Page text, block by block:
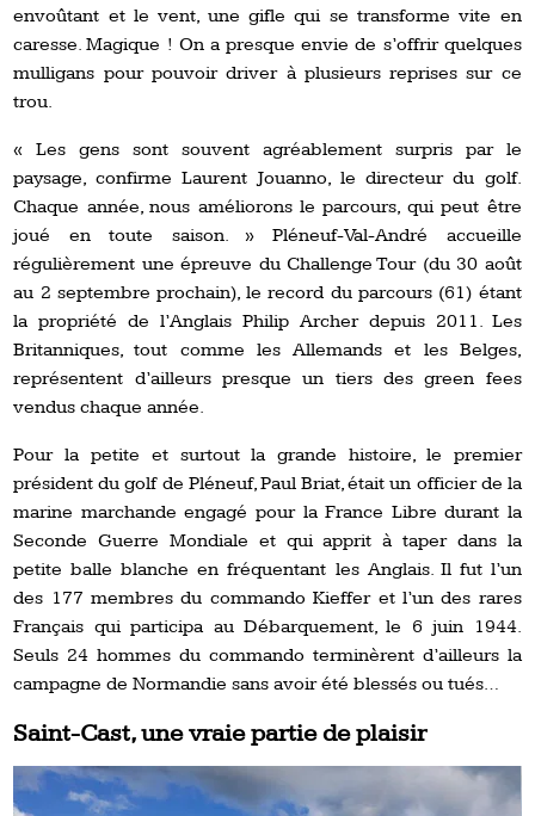
envoûtant et le vent, une gifle qui se transforme vite en
caresse. Magique ! On a presque envie de s’offrir quelques
mulligans pour pouvoir driver à plusieurs reprises sur ce
trou.
« Les gens sont souvent agréablement surpris par le
paysage, confirme Laurent Jouanno, le directeur du golf.
Chaque année, nous améliorons le parcours, qui peut être
joué en toute saison. » Pléneuf-Val-André accueille
régulièrement une épreuve du Challenge Tour (du 30 août
au 2 septembre prochain), le record du parcours (61) étant
la propriété de l’Anglais Philip Archer depuis 2011. Les
Britanniques, tout comme les Allemands et les Belges,
représentent d’ailleurs presque un tiers des green fees
vendus chaque année.
Pour la petite et surtout la grande histoire, le premier
président du golf de Pléneuf, Paul Briat, était un officier de la
marine marchande engagé pour la France Libre durant la
Seconde Guerre Mondiale et qui apprit à taper dans la
petite balle blanche en fréquentant les Anglais. Il fut l’un
des 177 membres du commando Kieffer et l’un des rares
Français qui participa au Débarquement, le 6 juin 1944.
Seuls 24 hommes du commando terminèrent d’ailleurs la
campagne de Normandie sans avoir été blessés ou tués…
Saint-Cast, une vraie partie de plaisir